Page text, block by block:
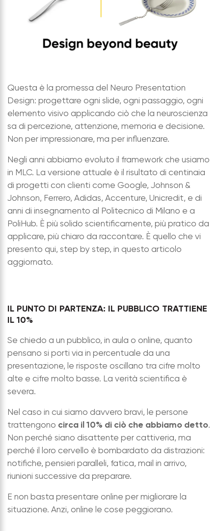
Questa è la promessa del Neuro Presentation
Design: progettare ogni slide, ogni passaggio, ogni
elemento visivo applicando ciò che la neuroscienza
sa di percezione, attenzione, memoria e decisione.
Non per impressionare, ma per influenzare.
Negli anni abbiamo evoluto il framework che usiamo
in MLC. La versione attuale è il risultato di centinaia
di progetti con clienti come Google, Johnson &
Johnson, Ferrero, Adidas, Accenture, Unicredit, e di
anni di insegnamento al Politecnico di Milano e a
PoliHub. È più solido scientificamente, più pratico da
applicare, più chiaro da raccontare. È quello che vi
presento qui, step by step, in questo articolo
aggiornato.
IL PUNTO DI PARTENZA: IL PUBBLICO TRATTIENE
IL 10%
Se chiedo a un pubblico, in aula o online, quanto
pensano si porti via in percentuale da una
presentazione, le risposte oscillano tra cifre molto
alte e cifre molto basse. La verità scientifica è
severa.
Nel caso in cui siamo davvero bravi, le persone
trattengono circa il 10% di ciò che abbiamo detto.
Non perché siano disattente per cattiveria, ma
perché il loro cervello è bombardato da distrazioni:
notifiche, pensieri paralleli, fatica, mail in arrivo,
riunioni successive da preparare.
E non basta presentare online per migliorare la
situazione. Anzi, online le cose peggiorano.